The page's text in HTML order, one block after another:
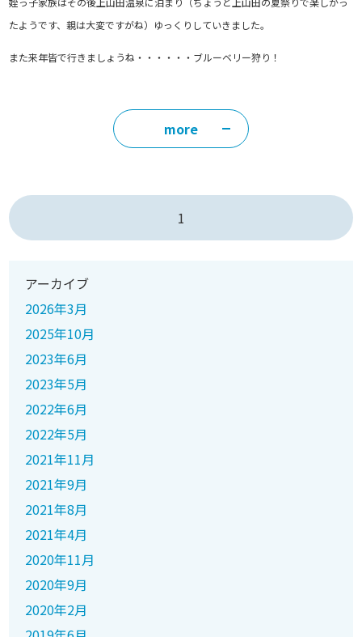
たようです、親は大変ですがね）ゆっくりしていきました。
また来年皆で行きましょうね・・・・・・ブルーベリー狩り！
more
1
アーカイブ
2026年3月
2025年10月
2023年6月
2023年5月
2022年6月
2022年5月
2021年11月
2021年9月
2021年8月
2021年4月
2020年11月
2020年9月
2020年2月